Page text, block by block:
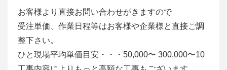
お客様より直接お問い合わせがきますので
受注単価、作業日程等はお客様や企業様と直接ご調
整下さい。
ひと現場平均単価目安・・・50,000〜 300,000〜10